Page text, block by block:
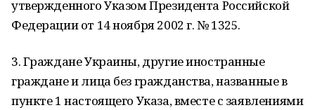
утвержденного Указом Президента Российской
Федерации от 14 ноября 2002 г. № 1325.
3. Граждане Украины, другие иностранные
граждане и лица без гражданства, названные в
пункте 1 настоящего Указа, вместе с заявлениями